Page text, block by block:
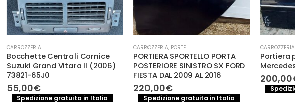
CARROZZERIA
Bocchette Centrali Cornice
Suzuki Grand Vitara II (2006)
73821-65J0
55,00€
Spedizione gratuita in Italia
CARROZZERIA,PORTE
PORTIERA SPORTELLO PORTA
POSTERIORE SINISTRO SX FORD
FIESTA DAL 2009 AL 2016
220,00€
Spedizione gratuita in Italia
CARROZZERIA,
Portiera
Mercedes
200,00€